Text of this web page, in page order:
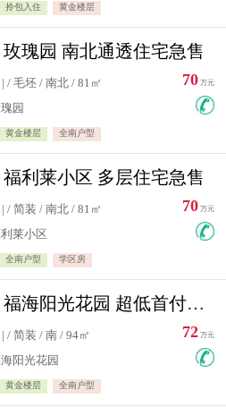
拎包入住 黄金楼层
瑰园 南北通透住宅急售
/ 毛坯 / 南北 / 81㎡
园
黄金楼层 全南户型
70 万元
利莱小区 多层住宅急售
/ 简装 / 南北 / 81㎡
莱小区
全南户型 学区房
70 万元
福海路 福海阳光花园 超低首付住宅急售
/ 简装 / 南 / 94㎡
阳光花园
黄金楼层 全南户型
72 万元